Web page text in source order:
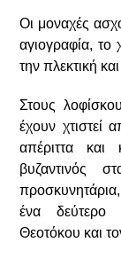
Οι μοναχές
αγιογραφία, το
την πλεκτική
Στους
έχουν χτιστεί
απέριττα και
βυζαντινός
ένα δεύτερο
Θεοτόκου και